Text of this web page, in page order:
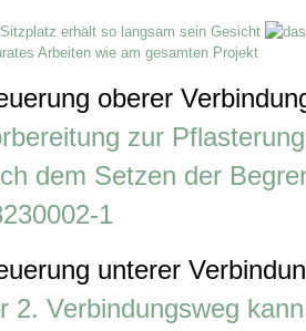
oberer
unterer